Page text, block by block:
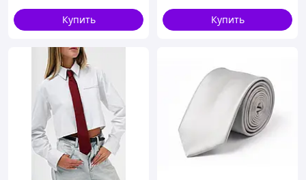
Купить
Купить